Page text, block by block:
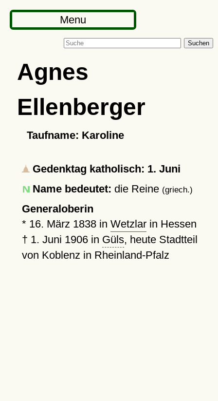
Menu
Suchen
Agnes
Ellenberger
Taufname: Karoline
Gedenktag katholisch: 1. Juni
Name bedeutet: die Reine (griech.)
Generaloberin
* 16. März 1838in Wetzlarin Hessen
† 1. Juni 1906in Güls, heute Stadtteil
von Koblenz in Rheinland-Pfalz